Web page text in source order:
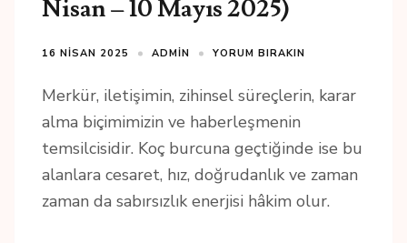
Nisan – 10 Mayıs 2025)
16 NISAN 2025 ADMIN YORUM BIRAKIN
Merkür, iletişimin, zihinsel süreçlerin, karar
alma biçimimizin ve haberleşmenin
temsilcisidir. Koç burcuna geçtiğinde ise bu
alanlara cesaret, hız, doğrudanlık ve zaman
zaman da sabırsızlık enerjisi hâkim olur.